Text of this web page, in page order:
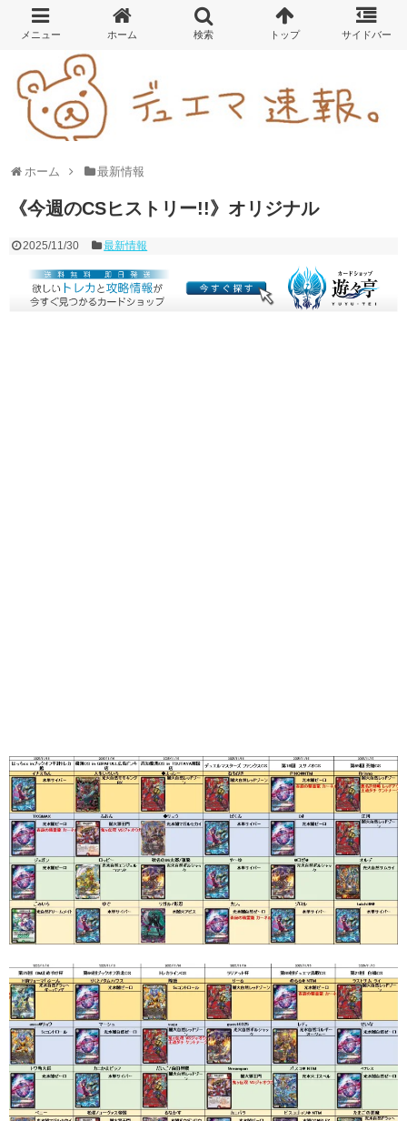
ホーム 最新情報
《今週のCSヒストリー!!》オリジナル
2025/11/30 最新情報